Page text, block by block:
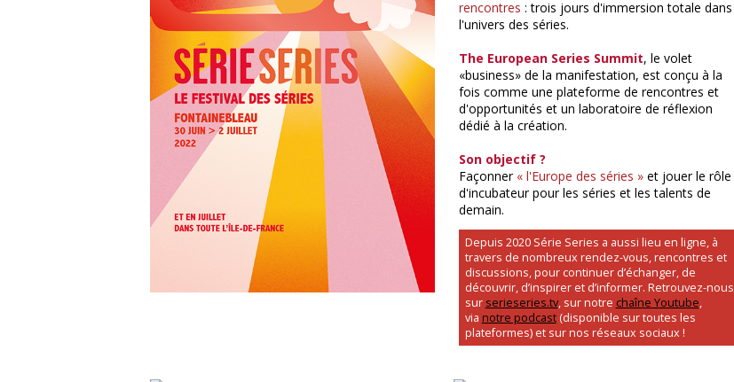
rencontres : trois jours d'immersion totale dans
l'univers des séries.
The European Series Summit, le volet
«business» de la manifestation, est conçu à la
fois comme une plateforme de rencontres et
d'opportunités et un laboratoire de réflexion
dédié à la création.
Son objectif ?
Façonner « l'Europe des séries » et jouer le rôle
d'incubateur pour les séries et les talents de
demain.
Depuis 2020 Série Series a aussi lieu en ligne, à
travers de nombreux rendez-vous, rencontres et
discussions, pour continuer d’échanger, de
découvrir, d’inspirer et d’informer. Retrouvez-nous
sur serieseries.tv, sur notre chaîne Youtube,
via notre podcast(disponible sur toutes les
plateformes) et sur nos réseaux sociaux !